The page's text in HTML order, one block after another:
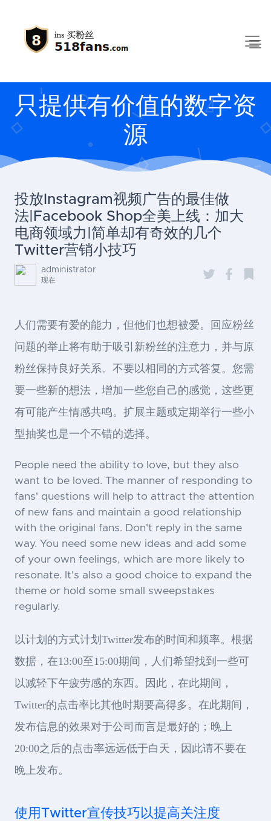
只提供有价值的数字资
源
投放Instagram视频广告的最佳做
法|Facebook Shop全美上线：加大
电商领域力|简单却有奇效的几个
Twitter营销小技巧
administrator
现在
人们需要有爱的能力，但他们也想被爱。回应粉丝
问题的举止将有助于吸引新粉丝的注意力，并与原
粉丝保持良好关系。不要以相同的方式答复。您需
要一些新的想法，增加一些您自己的感觉，这些更
有可能产生情感共鸣。扩展主题或定期举行一些小
型抽奖也是一个不错的选择。
People need the ability to love, but they also
want to be loved. The manner of responding to
fans' questions will help to attract the attention
of new fans and maintain a good relationship
with the original fans. Don't reply in the same
way. You need some new ideas and add some
of your own feelings, which are more likely to
resonate. It's also a good choice to expand the
theme or hold some small sweepstakes
regularly.
以计划的方式计划Twitter发布的时间和频率。根据
数据，在13:00至15:00期间，人们希望找到一些可
以减轻下午疲劳感的东西。因此，在此期间，
Twitter的点击率比其他时期要高得多。在此期间，
发布信息的效果对于公司而言是最好的；晚上
20:00之后的点击率远远低于白天，因此请不要在
晚上发布。
使用Twitter宣传技巧以提高关注度